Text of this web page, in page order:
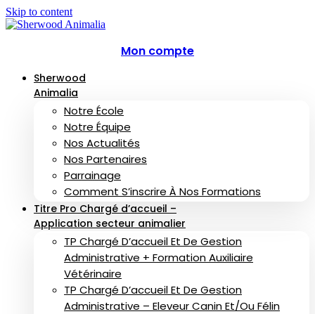
Skip to content
Mon compte
Sherwood
Animalia
Notre École
Notre Équipe
Nos Actualités
Nos Partenaires
Parrainage
Comment S’inscrire À Nos Formations
Titre Pro Chargé d’accueil –
Application secteur animalier
TP Chargé D’accueil Et De Gestion
Administrative + Formation Auxiliaire
Vétérinaire
TP Chargé D’accueil Et De Gestion
Administrative – Eleveur Canin Et/ou Félin